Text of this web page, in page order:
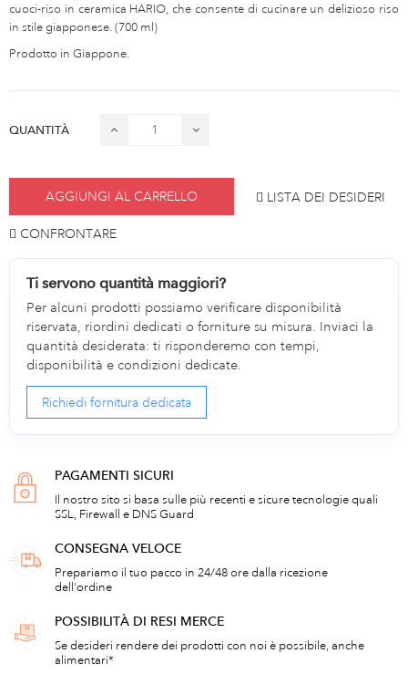
cuoci-riso in ceramica HARIO, che consente di cucinare un delizioso riso
in stile giapponese. (700 ml)
Prodotto in Giappone.
QUANTITÀ
AGGIUNGI AL CARRELLO LISTA DEI DESIDERI
CONFRONTARE
Ti servono quantità maggiori?
Per alcuni prodotti possiamo verificare disponibilità
riservata, riordini dedicati o forniture su misura. Inviaci la
quantità desiderata: ti risponderemo con tempi,
disponibilità e condizioni dedicate.
Richiedi fornitura dedicata
PAGAMENTI SICURI
Il nostro sito si basa sulle più recenti e sicure tecnologie quali
SSL, Firewall e DNS Guard
CONSEGNA VELOCE
Prepariamo il tuo pacco in 24/48 ore dalla ricezione
dell'ordine
POSSIBILITÀ DI RESI MERCE
Se desideri rendere dei prodotti con noi è possibile, anche
alimentari*